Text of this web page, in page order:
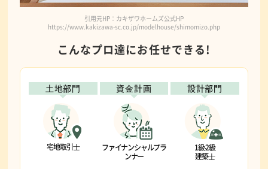
引用元HP：カキザワホームズ公式HP
https://www.kakizawa-sc.co.jp/modelhouse/shimomizo.php
こんなプロ達にお任せできる!
⼟地部⾨
宅地取引⼠
資⾦計画
ファイナンシャルプラ
ンナー
設計部⾨
1級‧2級
建築⼠